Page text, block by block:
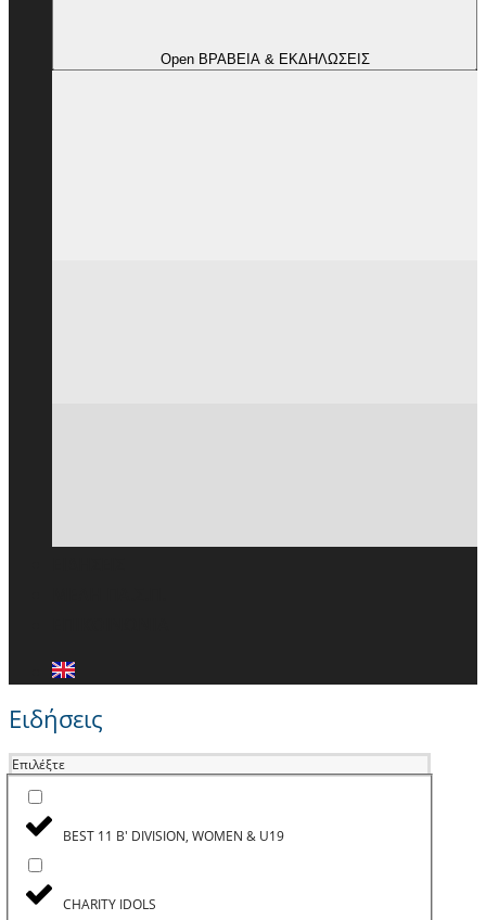
Open ΒΡΑΒΕΙΑ & ΕΚΔΗΛΩΣΕΙΣ
Ειδήσεις
Επιλέξτε
BEST 11 B' DIVISION, WOMEN & U19
CHARITY IDOLS